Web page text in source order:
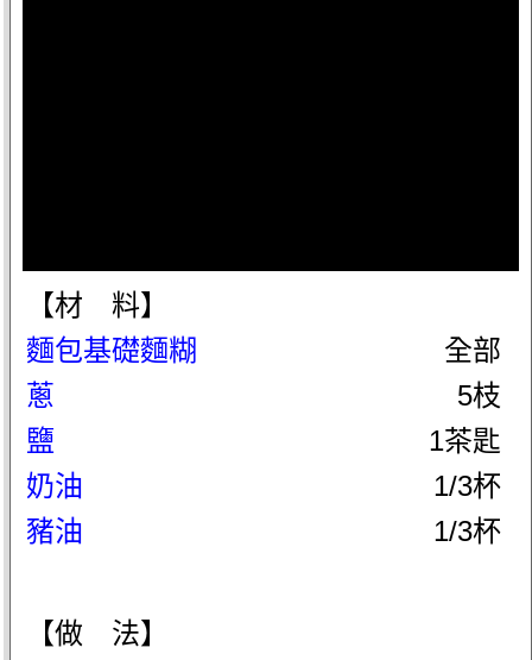
【材 料】
麵包基礎麵糊
全部
蔥
5枝
鹽
1茶匙
奶油
1/3杯
豬油
1/3杯
【做 法】